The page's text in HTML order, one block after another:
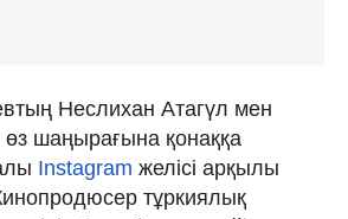
Неслихан Атагүл мен
шаңырағына қонаққа
Instagram желісі арқылы
тұркиялық